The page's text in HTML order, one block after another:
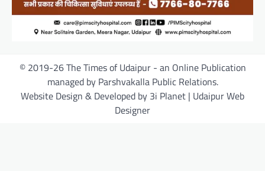
© 2019-26 The Times of Udaipur - an Online Publication
managed by Parshvakalla Public Relations.
Website Design & Developed by 3i Planet | Udaipur Web
Designer